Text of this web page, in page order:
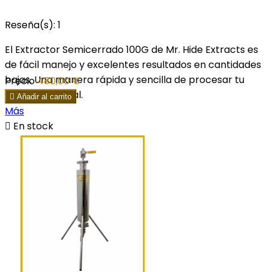
Reseña(s): 1
El Extractor Semicerrado 100G de Mr. Hide Extracts es
de fácil manejo y excelentes resultados en cantidades
bajas. Una manera rápida y sencilla de procesar tu
materia vegetal.
Precio480,00 €
 Añadir al carrito
Más
 En stock